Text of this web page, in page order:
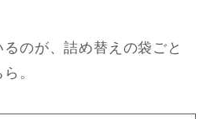
のが、詰め替えの袋ごと
。